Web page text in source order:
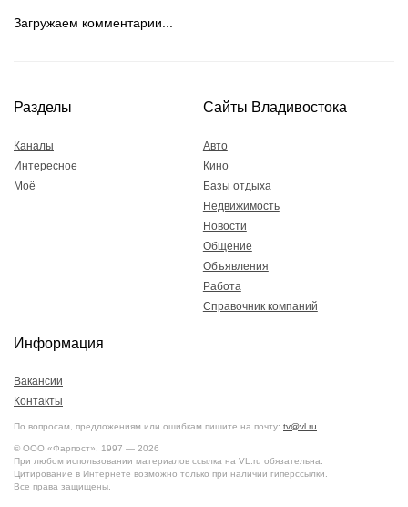
Загружаем комментарии...
Разделы
Каналы
Интересное
Моё
Сайты Владивостока
Авто
Кино
Базы отдыха
Недвижимость
Новости
Общение
Объявления
Работа
Справочник компаний
Информация
Вакансии
Контакты
По вопросам, предложениям или ошибкам пишите на почту: tv@vl.ru
© ООО «Фарпост», 1997 — 2026
При любом использовании материалов ссылка на VL.ru обязательна.
Цитирование в Интернете возможно только при наличии гиперссылки.
Все права защищены.